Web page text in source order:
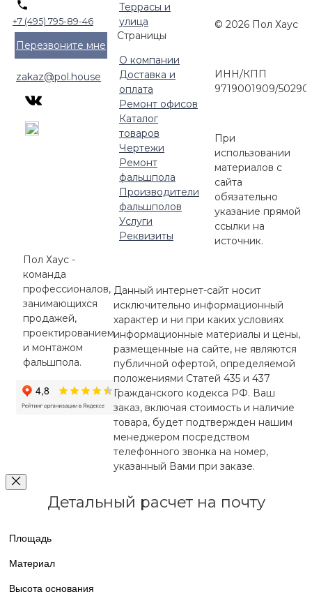
+7 (495) 795-89-46
Перезвоните мне
zakaz@pol.house
Террасы и
улица
Страницы
О компании
Доставка и
оплата
Ремонт офисов
Каталог
товаров
Чертежи
Ремонт
фальшпола
Производители
фальшполов
Услуги
Реквизиты
Пол Хаус -
команда
профессионалов,
занимающихся
продажей,
проектированием
и монтажом
фальшпола.
© 2026 Пол Хаус
ИНН/КПП
9719001909/
При
использовании
материалов с
сайта
обязательно
указание прямой
ссылки на
источник.
Данный интернет-сайт носит
исключительно информационный
характер и ни при каких условиях
информационные материалы и цены,
размещенные на сайте, не являются
публичной офертой, определяемой
положениями Статей 435 и 437
Гражданского кодекса РФ. Ваш
заказ, включая стоимость и наличие
товара, будет подтвержден нашим
менеджером посредством
телефонного звонка на номер,
указанный Вами при заказе.
Детальный расчет на почту
Площадь
Материал
Высота основания